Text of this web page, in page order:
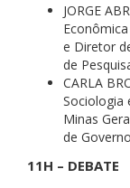
JORGE
e Diretor
de
CARLA
Sociologia
Minas
de
11H – DEBATE